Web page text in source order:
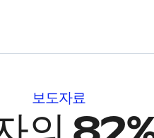
보도자료